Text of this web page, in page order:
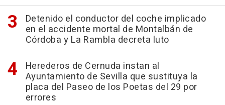
Detenido el conductor del coche implicado
en el accidente mortal de Montalbán de
Córdoba y La Rambla decreta luto
Herederos de Cernuda instan al
Ayuntamiento de Sevilla que sustituya la
placa del Paseo de los Poetas del 29 por
errores